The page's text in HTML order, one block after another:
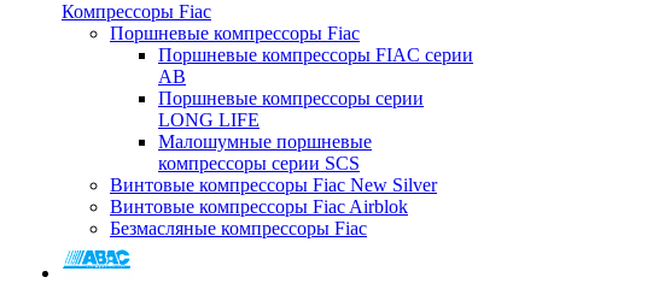
Компрессоры Fiac
Поршневые компрессоры Fiac
Поршневые компрессоры FIAC серии
AB
Поршневые компрессоры серии
LONG LIFE
Малошумные поршневые
компрессоры серии SCS
Винтовые компрессоры Fiac New Silver
Винтовые компрессоры Fiac Airblok
Безмасляные компрессоры Fiac